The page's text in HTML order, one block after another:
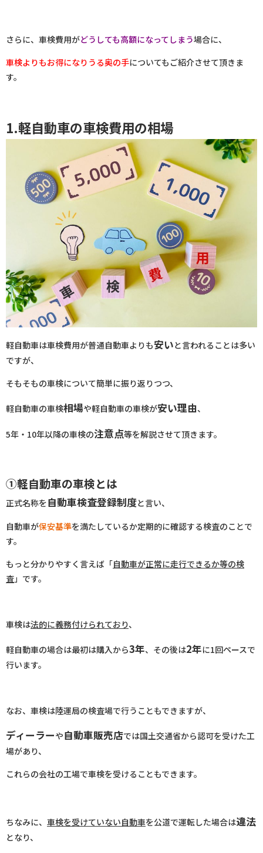
さらに、車検費用がどうしても高額になってしまう場合に、
車検よりもお得になりうる奥の手についてもご紹介させて頂きま
す。
1.軽自動車の車検費用の相場
軽自動車は車検費用が普通自動車よりも安いと言われることは多い
ですが、
そもそもの車検について簡単に振り返りつつ、
軽自動車の車検相場や軽自動車の車検が安い理由、
5年・10年以降の車検の注意点等を解説させて頂きます。
①軽自動車の車検とは
正式名称を自動車検査登録制度と言い、
自動車が保安基準を満たしているか定期的に確認する検査のことで
す。
もっと分かりやすく言えば「自動車が正常に走行できるか等の検
査」です。
車検は法的に義務付けられており、
軽自動車の場合は最初は購入から3年、その後は2年に1回ペースで
行います。
なお、車検は陸運局の検査場で行うこともできますが、
ディーラーや自動車販売店では国土交通省から認可を受けた工
場があり、
これらの会社の工場で車検を受けることもできます。
ちなみに、 車検を受けていない自動車を公道で運転した場合は違法
となり、